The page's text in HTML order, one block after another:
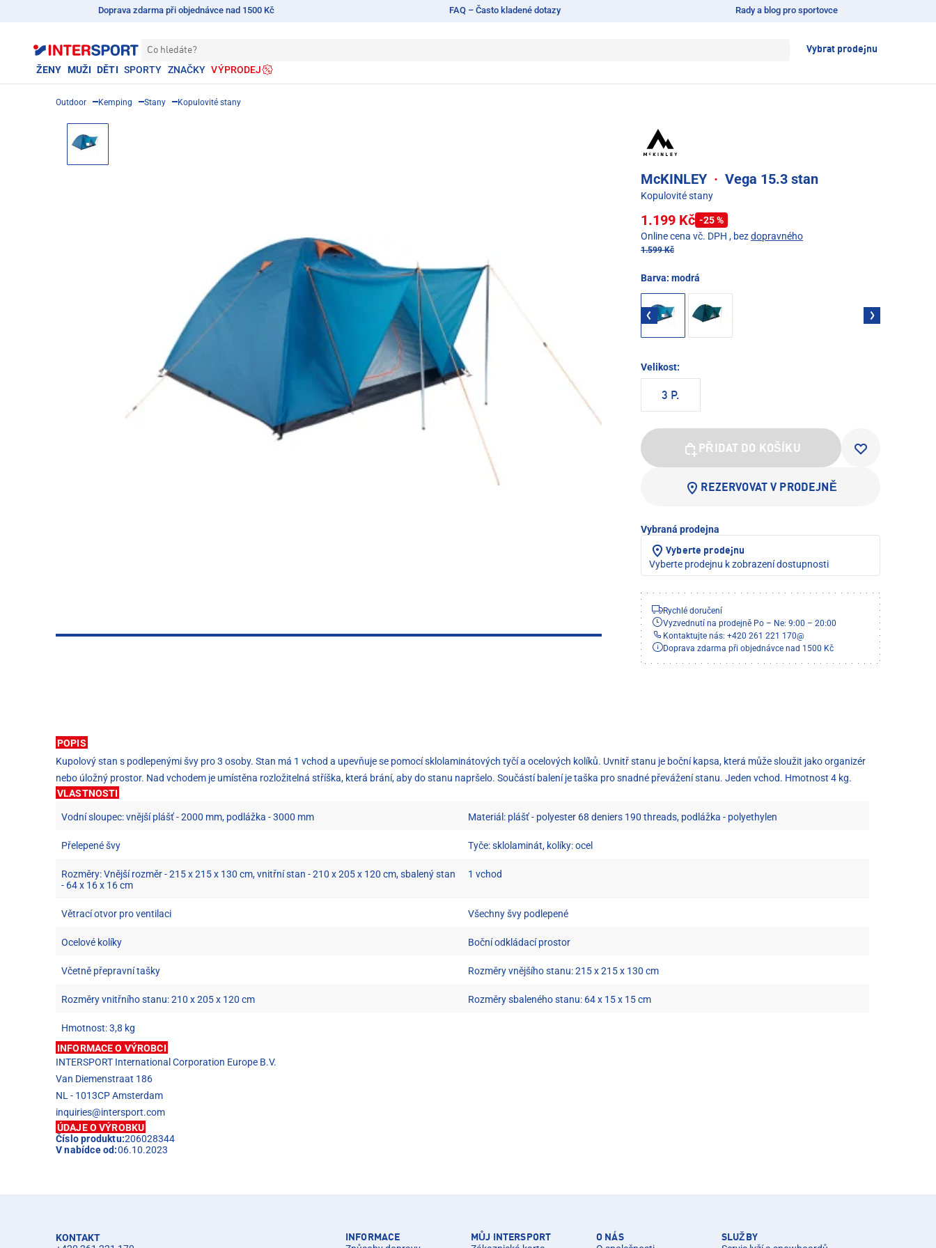
Doprava zdarma při objednávce nad 1500 Kč FAQ – Často kladené dotazy Rady a blog pro sportovce
Co hledáte? Vybrat prodejnu
ŽENY MUŽI DĚTI SPORTY ZNAČKY VÝPRODEJ
Outdoor Kemping Stany Kopulovité stany
McKINLEY · Vega 15.3 stan
Kopulovité stany
1.199 Kč -25 %
Online cena vč. DPH , bezdopravného
1.599 Kč
Barva: modrá
Velikost:
3 P.
PŘIDAT DO KOŠÍKU
REZERVOVAT V PRODEJNĚ
Vybraná prodejna
Vyberte prodejnu
Vyberte prodejnu k zobrazení dostupnosti
Rychlé doručení
Vyzvednutí na prodejně Po – Ne: 9:00 – 20:00
Kontaktujte nás: +420 261 221 170@
Doprava zdarma při objednávce nad 1500 Kč
POPIS
Kupolový stan s podlepenými švy pro 3 osoby. Stan má 1 vchod a upevňuje se pomocí sklolaminátových tyčí a ocelových kolíků. Uvnitř stanu je boční kapsa, která může sloužit jako organizér
nebo úložný prostor. Nad vchodem je umístěna rozložitelná stříška, která brání, aby do stanu napršelo. Součástí balení je taška pro snadné převážení stanu. Jeden vchod. Hmotnost 4 kg.
VLASTNOSTI
Vodní sloupec: vnější plášť - 2000 mm, podlážka - 3000 mm Materiál: plášť - polyester 68 deniers 190 threads, podlážka - polyethylen
Přelepené švy Tyče: sklolaminát, kolíky: ocel
Rozměry: Vnější rozměr - 215 x 215 x 130 cm, vnitřní stan - 210 x 205 x 120 cm, sbalený stan
- 64 x 16 x 16 cm
1 vchod
Větrací otvor pro ventilaci Všechny švy podlepené
Ocelové kolíky Boční odkládací prostor
Včetně přepravní tašky Rozměry vnějšího stanu: 215 x 215 x 130 cm
Rozměry vnitřního stanu: 210 x 205 x 120 cm Rozměry sbaleného stanu: 64 x 15 x 15 cm
Hmotnost: 3,8 kg
INFORMACE O VÝROBCI
INTERSPORT International Corporation Europe B.V.
Van Diemenstraat 186
NL - 1013CP Amsterdam
inquiries@intersport.com
ÚDAJE O VÝROBKU
Číslo produktu:206028344
V nabídce od:06.10.2023
KONTAKT
INFORMACE MŮJ INTERSPORT O NÁS SLUŽBY